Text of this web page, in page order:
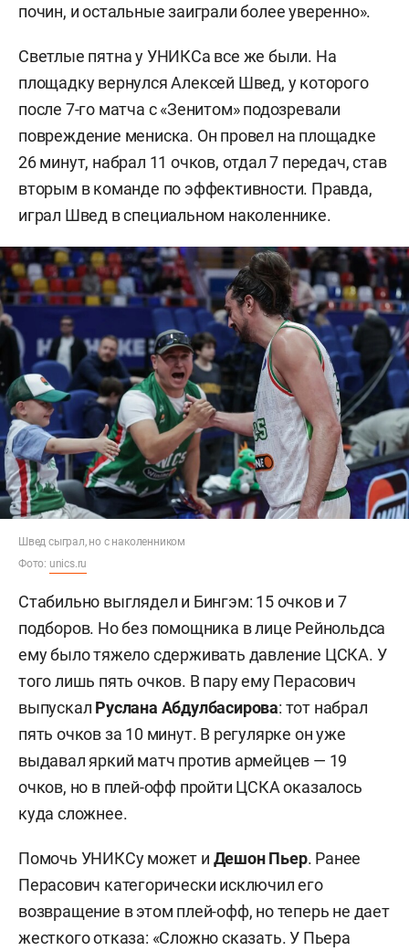
почин, и остальные заиграли более уверенно».
Светлые пятна у УНИКСа все же были. На
площадку вернулся Алексей Швед, у которого
после 7-го матча с «Зенитом» подозревали
повреждение мениска. Он провел на площадке
26 минут, набрал 11 очков, отдал 7 передач, став
вторым в команде по эффективности. Правда,
играл Швед в специальном наколеннике.
Швед сыграл, но с наколенником
Фото: unics.ru
Стабильно выглядел и Бингэм: 15 очков и 7
подборов. Но без помощника в лице Рейнольдса
ему было тяжело сдерживать давление ЦСКА. У
того лишь пять очков. В пару ему Перасович
выпускал Руслана Абдулбасирова: тот набрал
пять очков за 10 минут. В регулярке он уже
выдавал яркий матч против армейцев — 19
очков, но в плей-офф пройти ЦСКА оказалось
куда сложнее.
Помочь УНИКСу может и Дешон Пьер. Ранее
Перасович категорически исключил его
возвращение в этом плей-офф, но теперь не дает
жесткого отказа: «Сложно сказать. У Пьера